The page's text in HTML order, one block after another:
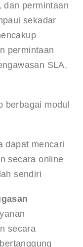
dan permintaan
sekadar
permintaan
SLA,
berbagai modul
dapat mencari
secara online
sendiri
secara